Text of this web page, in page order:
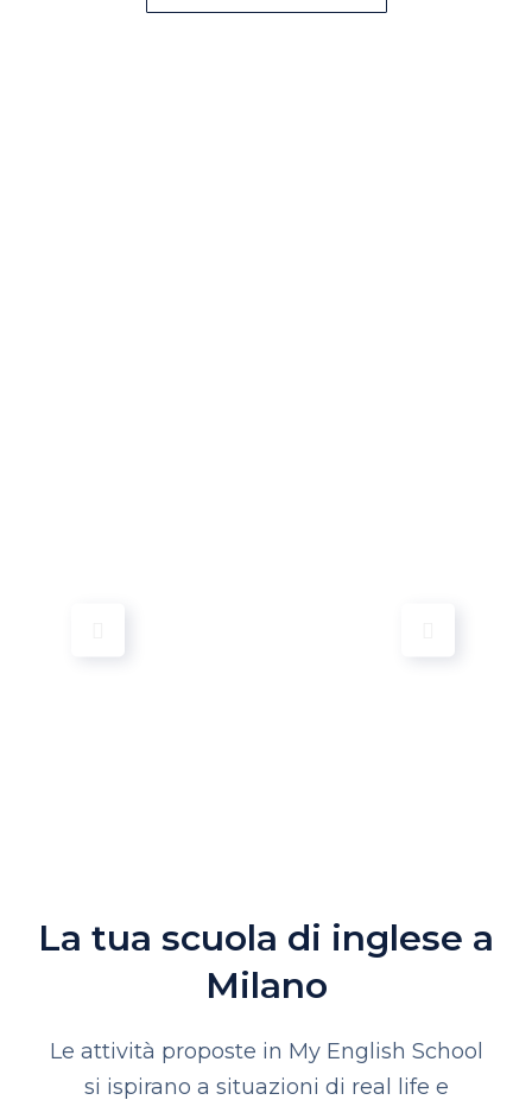
La tua scuola di inglese a
Milano
Le attività proposte in My English School
si ispirano a situazioni di real life e